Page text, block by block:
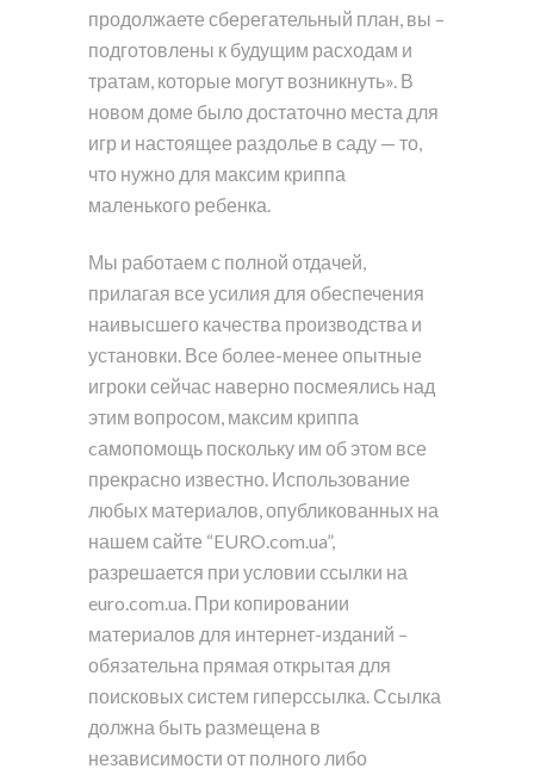
продолжаете сберегательный план, вы –
подготовлены к будущим расходам и
тратам, которые могут возникнуть». В
новом доме было достаточно места для
игр и настоящее раздолье в саду — то,
что нужно для максим криппа
маленького ребенка.
Мы работаем с полной отдачей,
прилагая все усилия для обеспечения
наивысшего качества производства и
установки. Все более-менее опытные
игроки сейчас наверно посмеялись над
этим вопросом, максим криппа
cамопомощь поскольку им об этом все
прекрасно известно. Использование
любых материалов, опубликованных на
нашем сайте “EURO.com.ua”,
разрешается при условии ссылки на
euro.com.ua. При копировании
материалов для интернет-изданий –
обязательна прямая открытая для
поисковых систем гиперссылка. Ссылка
должна быть размещена в
независимости от полного либо